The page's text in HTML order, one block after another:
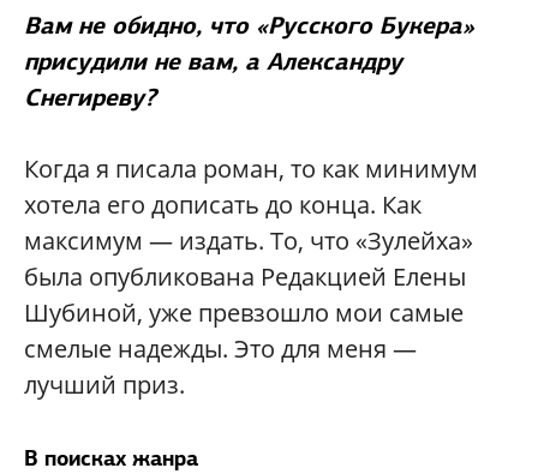
Вам не обидно, что «Русского Букера»
присудили не вам, а Александру
Снегиреву?
Когда я писала роман, то как минимум
хотела его дописать до конца. Как
максимум — издать. То, что «Зулейха»
была опубликована Редакцией Елены
Шубиной, уже превзошло мои самые
смелые надежды. Это для меня —
лучший приз.
В поисках жанра